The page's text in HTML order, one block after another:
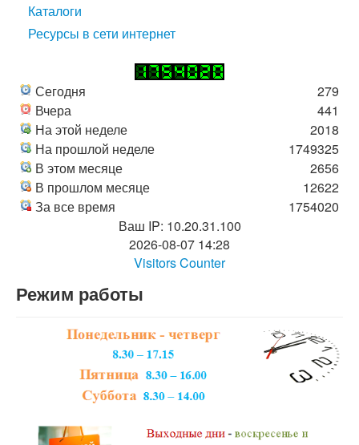
Каталоги
Ресурсы в сети интернет
Сегодня
Вчера
На этой неделе
На прошлой неделе
В этом месяце
В прошлом месяце
За все время
279
441
2018
1749325
2656
12622
1754020
Ваш IP: 10.20.31.100
2026-08-07 14:28
Visitors Counter
Режим работы